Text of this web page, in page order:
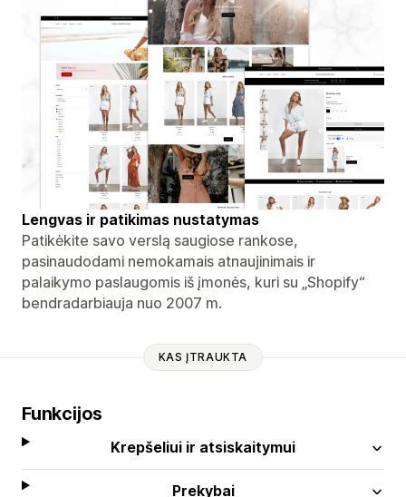
Lengvas ir patikimas nustatymas
Patikėkite savo verslą saugiose rankose,
pasinaudodami nemokamais atnaujinimais ir
palaikymo paslaugomis iš įmonės, kuri su „Shopify“
bendradarbiauja nuo 2007 m.
KAS ĮTRAUKTA
Funkcijos
Krepšeliui ir atsiskaitymui
Prekybai